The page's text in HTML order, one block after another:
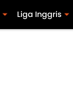
Liga Inggris